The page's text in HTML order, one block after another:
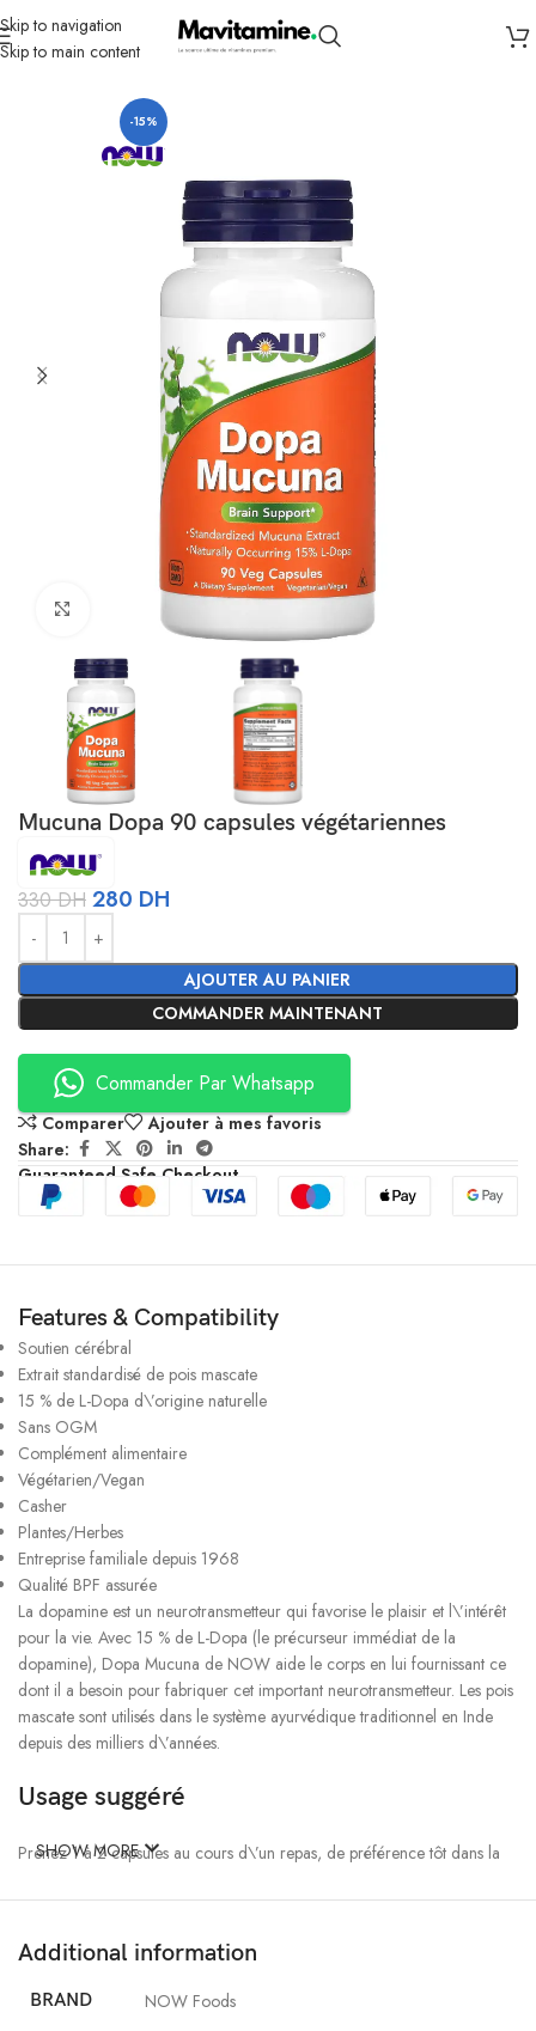
Skip to navigation
Skip to main content
Accueil Compléments
-15%
Mucuna Dopa 90 capsules végétariennes
330DH 280 DH
AJOUTER AU PANIER
COMMANDER MAINTENANT
Alternative:
Commander Par Whatsapp
Comparer
Ajouter à mes favoris
Share:
Guaranteed Safe Checkout
Features & Compatibility
Soutien cérébral
Extrait standardisé de pois mascate
15 % de L-Dopa d\’origine naturelle
Sans OGM
Complément alimentaire
Végétarien/Vegan
Casher
Plantes/Herbes
Entreprise familiale depuis 1968
Qualité BPF assurée
La dopamine est un neurotransmetteur qui favorise le plaisir et l\’intérêt
pour la vie. Avec 15 % de L-Dopa (le précurseur immédiat de la
dopamine), Dopa Mucuna de NOW aide le corps en lui fournissant ce
dont il a besoin pour fabriquer cet important neurotransmetteur. Les pois
mascate sont utilisés dans le système ayurvédique traditionnel en Inde
depuis des milliers d\’années.
Usage suggéré
Prenez 1 à 2 capsules au cours d\’un repas, de préférence tôt dans la
Hypromellose (capsule de cellulose), cellulose microcristalline et acide
stéarique (source végétale).
SHOW MORE
Additional information
BRAND NOW Foods